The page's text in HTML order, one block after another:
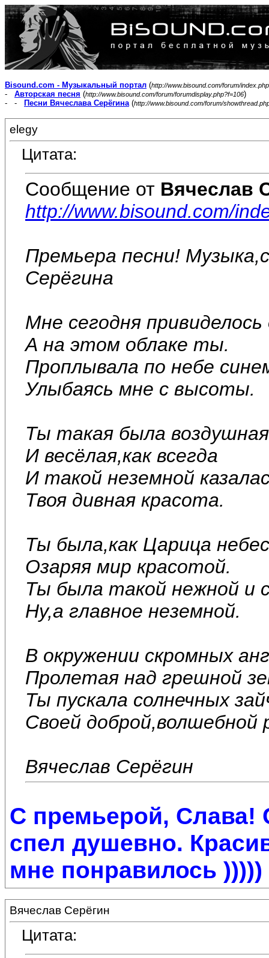
Bisound.com - Музыкальный портал (http://www.bisound.com/forum/index.php
- Авторская песня (http://www.bisound.com/forum/forumdisplay.php?f=106)
- -
Песни Вячеслава Серёгина(http://www.bisound.com/forum/
elegy
Цитата:
Сообщение от Вячеслав
http://www.bisound.com/
Премьера песни!
Серёгина
Мне сегодня привиделось
А на этом облаке ты.
Проплывала по небе
Улыбаясь мне с высоты.
Ты такая была воздушная
И весёлая,как всегда
И такой неземной
Твоя дивная красота.
Ты была,как Царица
Озаряя мир красотой.
Ты была такой нежной и
Ну,а главное неземной.
В окружении скромных
Пролетая над грешной
Ты пускала солнечных
Своей доброй,волшебной
Вячеслав Серёгин
С премьерой, Слава!
спел душевно.
мне понравилось )))))
Вячеслав Серёгин
Цитата: